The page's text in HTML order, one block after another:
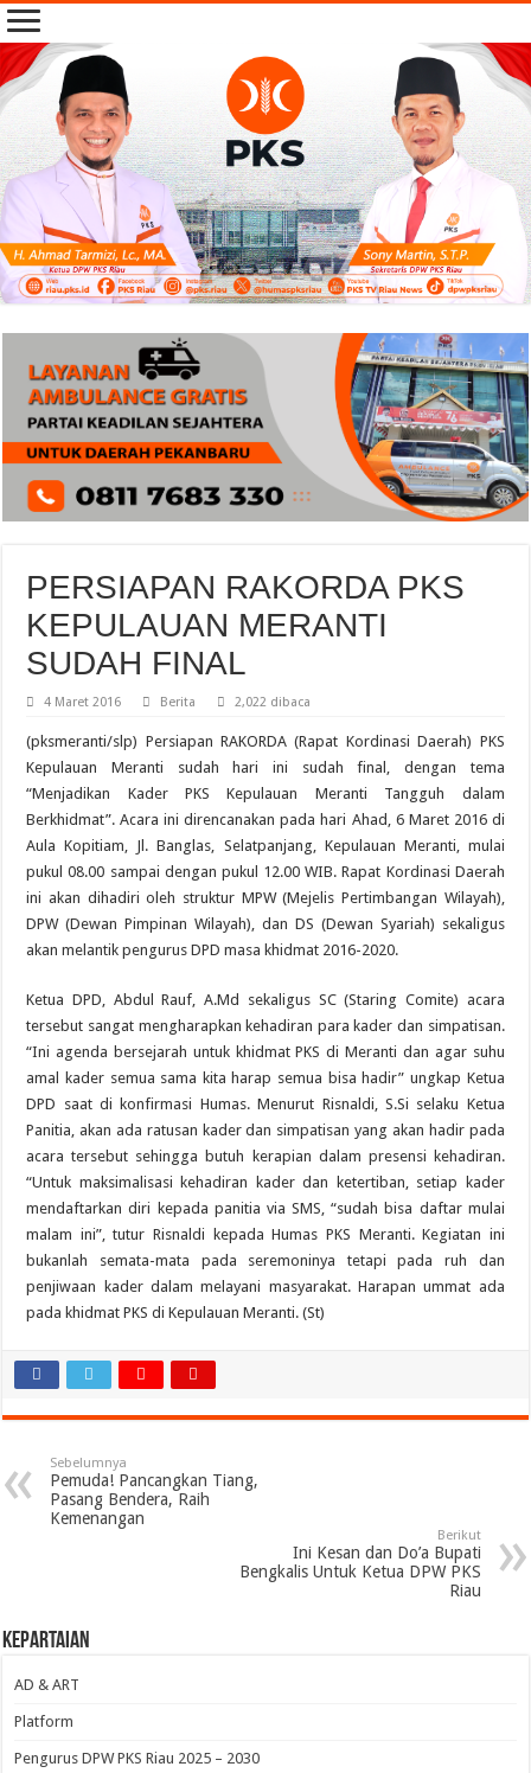
PERSIAPAN RAKORDA PKS
KEPULAUAN MERANTI
SUDAH FINAL
4 Maret 2016 Berita 2,022 dibaca
(pksmeranti/slp) Persiapan RAKORDA (Rapat Kordinasi Daerah) PKS
Kepulauan Meranti sudah hari ini sudah final, dengan tema
“Menjadikan Kader PKS Kepulauan Meranti Tangguh dalam
Berkhidmat”. Acara ini direncanakan pada hari Ahad, 6 Maret 2016 di
Aula Kopitiam, Jl. Banglas, Selatpanjang, Kepulauan Meranti, mulai
pukul 08.00 sampai dengan pukul 12.00 WIB. Rapat Kordinasi Daerah
ini akan dihadiri oleh struktur MPW (Mejelis Pertimbangan Wilayah),
DPW (Dewan Pimpinan Wilayah), dan DS (Dewan Syariah) sekaligus
akan melantik pengurus DPD masa khidmat 2016-2020.
Ketua DPD, Abdul Rauf, A.Md sekaligus SC (Staring Comite) acara
tersebut sangat mengharapkan kehadiran para kader dan simpatisan.
“Ini agenda bersejarah untuk khidmat PKS di Meranti dan agar suhu
amal kader semua sama kita harap semua bisa hadir” ungkap Ketua
DPD saat di konfirmasi Humas. Menurut Risnaldi, S.Si selaku Ketua
Panitia, akan ada ratusan kader dan simpatisan yang akan hadir pada
acara tersebut sehingga butuh kerapian dalam presensi kehadiran.
“Untuk maksimalisasi kehadiran kader dan ketertiban, setiap kader
mendaftarkan diri kepada panitia via SMS, “sudah bisa daftar mulai
malam ini”, tutur Risnaldi kepada Humas PKS Meranti. Kegiatan ini
bukanlah semata-mata pada seremoninya tetapi pada ruh dan
penjiwaan kader dalam melayani masyarakat. Harapan ummat ada
pada khidmat PKS di Kepulauan Meranti. (St)
Sebelumnya
Pemuda! Pancangkan Tiang,
Pasang Bendera, Raih
Kemenangan
Berikut
Ini Kesan dan Do’a Bupati
Bengkalis Untuk Ketua DPW PKS
Riau
Kepartaian
AD & ART
Platform
Pengurus DPW PKS Riau 2025 – 2030